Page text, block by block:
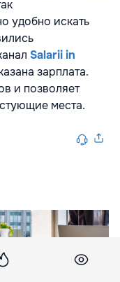
удобно искать
Salarii in
зарплата.
и позволяет
места.